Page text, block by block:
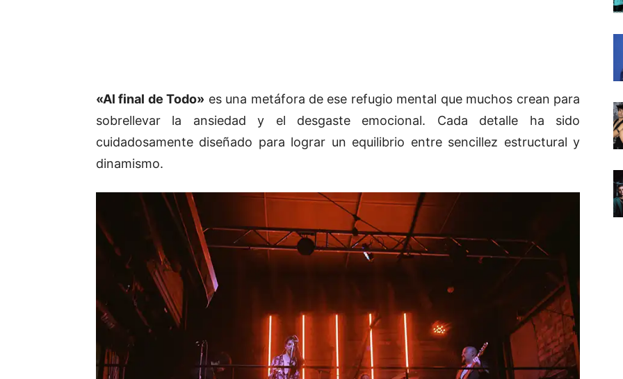
«Al final de Todo» es una metáfora de ese refugio mental que muchos crean para
sobrellevar la ansiedad y el desgaste emocional. Cada detalle ha sido
cuidadosamente diseñado para lograr un equilibrio entre sencillez estructural y
dinamismo.